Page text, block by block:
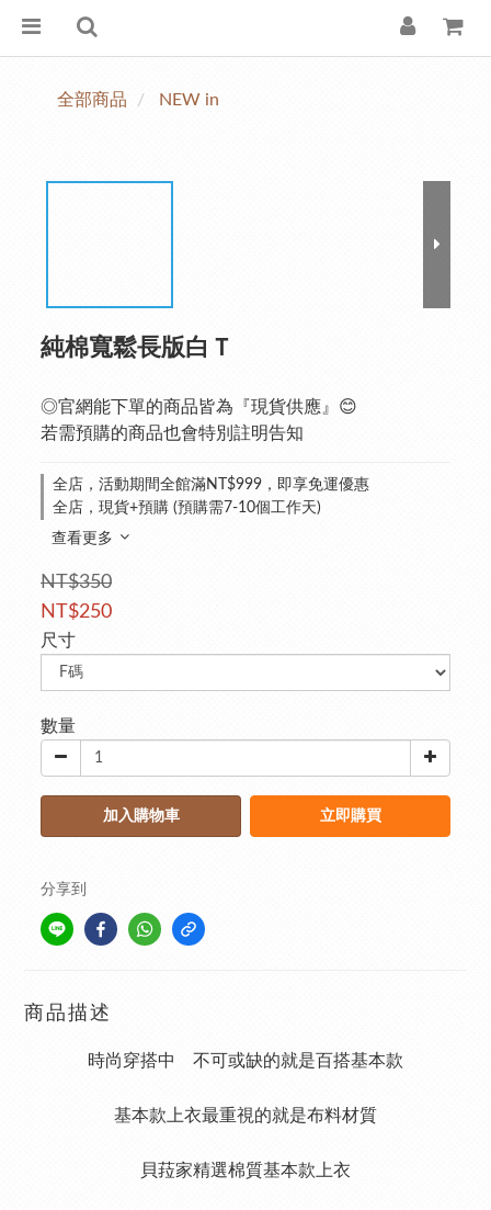
全部商品 NEW in
純棉寬鬆長版白Ｔ
◎官網能下單的商品皆為『現貨供應』😊
若需預購的商品也會特別註明告知
全店，活動期間全館滿NT$999，即享免運優惠
全店，現貨+預購 (預購需7-10個工作天)
查看更多
NT$350
NT$250
尺寸
數量
加入購物車 立即購買
分享到
商品描述
時尚穿搭中    不可或缺的就是百搭基本款
基本款上衣最重視的就是布料材質
貝菈家精選棉質基本款上衣